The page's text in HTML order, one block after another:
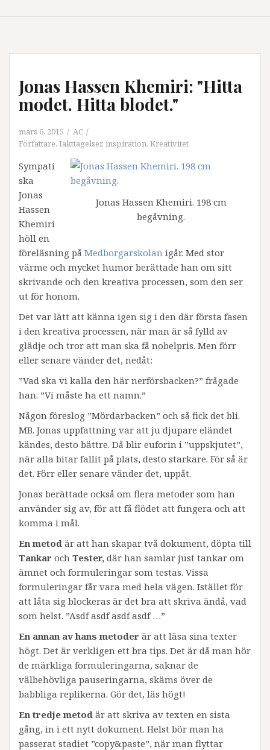
Jonas Hassen Khemiri: "Hitta
modet. Hitta blodet."
mars 6, 2015
AC
Författare, Iakttagelser, inspiration, Kreativitet
Jonas Hassen Khemiri. 198 cm
begåvning.
Sympati
ska
Jonas
Hassen
Khemiri
höll en
föreläsning på Medborgarskolan igår. Med stor
värme och mycket humor berättade han om sitt
skrivande och den kreativa processen, som den ser
ut för honom.
Det var lätt att känna igen sig i den där första fasen
i den kreativa processen, när man är så fylld av
glädje och tror att man ska få nobelpris. Men förr
eller senare vänder det, nedåt:
”Vad ska vi kalla den här nerförsbacken?” frågade
han. ”Vi måste ha ett namn.”
Någon föreslog ”Mördarbacken” och så fick det bli.
MB. Jonas uppfattning var att ju djupare eländet
kändes, desto bättre. Då blir euforin i ”uppskjutet”,
när alla bitar fallit på plats, desto starkare. För så är
det. Förr eller senare vänder det, uppåt.
Jonas berättade också om flera metoder som han
använder sig av, för att få flödet att fungera och att
komma i mål.
En metod är att han skapar två dokument, döpta till
Tankar och Tester, där han samlar just tankar om
ämnet och formuleringar som testas. Vissa
formuleringar får vara med hela vägen. Istället för
att låta sig blockeras är det bra att skriva ändå, vad
som helst. ”Asdf asdf asdf asdf …”
En annan av hans metoder är att läsa sina texter
högt. Det är verkligen ett bra tips. Det är då man hör
de märkliga formuleringarna, saknar de
välbehövliga pauseringarna, skäms över de
babbliga replikerna. Gör det, läs högt!
En tredje metod är att skriva av texten en sista
gång, in i ett nytt dokument. Helst bör man ha
passerat stadiet ”copy&paste”, när man flyttar